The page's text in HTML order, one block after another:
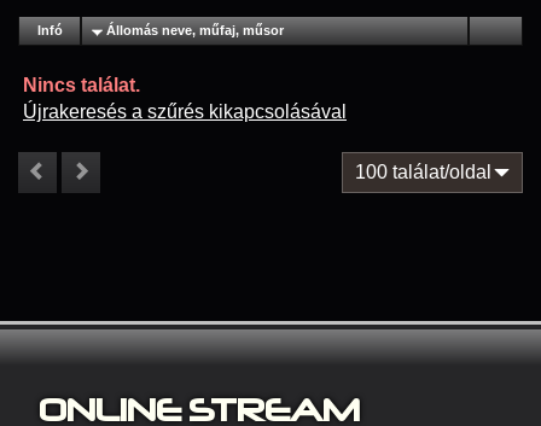
Infó Lejátszás
Állomás neve, műfaj, műsor
Nincs találat.
Újrakeresés a szűrés kikapcsolásával
100 találat/oldal
ONLINE STREAM